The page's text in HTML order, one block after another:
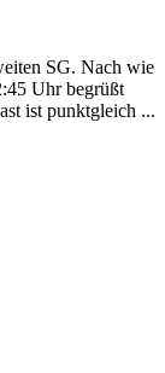
SG. Nach wie
Uhr begrüßt
ist punktgleich ...